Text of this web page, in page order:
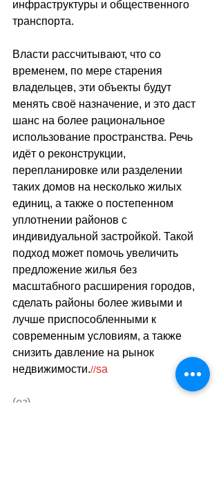
инфраструктуры и общественного
транспорта.
Власти рассчитывают, что со
временем, по мере старения
владельцев, эти объекты будут
менять своё назначение, и это даст
шанс на более рациональное
использование пространства. Речь
идёт о реконструкции,
перепланировке или разделении
таких домов на несколько жилых
единиц, а также о постепенном
уплотнении районов с
индивидуальной застройкой. Такой
подход может помочь увеличить
предложение жилья без
масштабного расширения городов,
сделать районы более живыми и
лучше приспособленными к
современным условиям, а также
снизить давление на рынок
недвижимости.//sa
(ез)